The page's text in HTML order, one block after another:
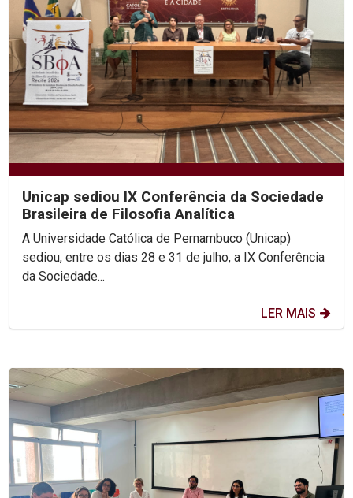
Unicap sediou IX Conferência da Sociedade
Brasileira de Filosofia Analítica
A Universidade Católica de Pernambuco (Unicap)
sediou, entre os dias 28 e 31 de julho, a IX Conferência
da Sociedade...
LER MAIS